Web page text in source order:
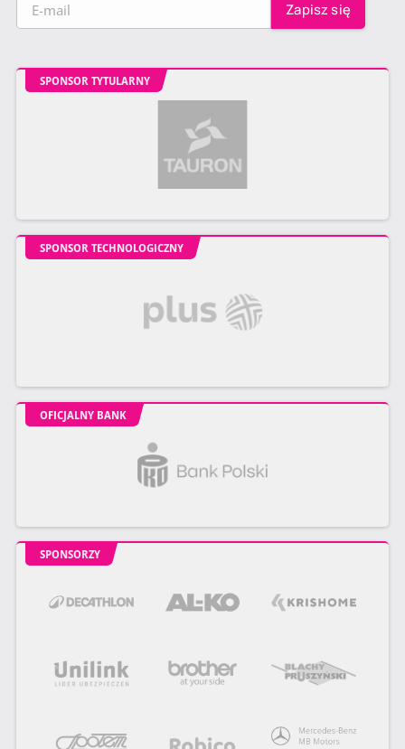
SPONSOR TYTULARNY
SPONSOR TECHNOLOGICZNY
OFICJALNY BANK
SPONSORZY